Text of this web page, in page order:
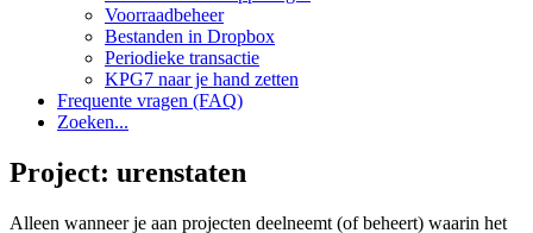
Voorraadbeheer
Bestanden in Dropbox
Periodieke transactie
KPG7 naar je hand zetten
Frequente vragen (FAQ)
Zoeken...
Project: urenstaten
Alleen wanneer je aan projecten deelneemt (of beheert) waarin het